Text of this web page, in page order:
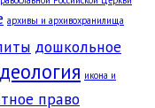
архивы и архивохранилища
дошкольное
икона и
право